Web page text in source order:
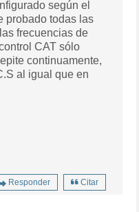
según el
probado todas las
frecuencias de
CAT sólo
continuamente,
al igual que en
Responder Citar